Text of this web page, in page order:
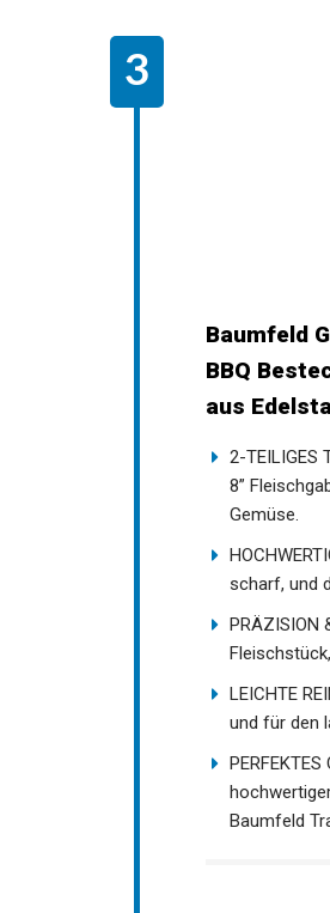
Baumfeld
BBQ
aus
2-TEILIGES
8”
Gemüse.
scharf, und
PRÄZISION
LEICHTE
und für den
Baumfeld